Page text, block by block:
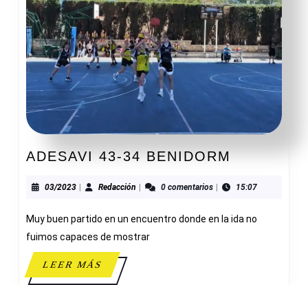
ADESAVI 43-34 BENIDORM
34
03/202303/2023Redacción Redacción0 comentarios 15:07
Muy buen partido en un encuentro donde en la ida no
fuimos capaces de mostrar
LEER MÁSLEER
MÁS